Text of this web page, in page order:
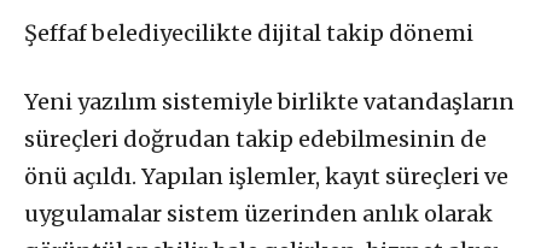
Şeffaf belediyecilikte dijital takip dönemi
Yeni yazılım sistemiyle birlikte vatandaşların
süreçleri doğrudan takip edebilmesinin de
önü açıldı. Yapılan işlemler, kayıt süreçleri ve
uygulamalar sistem üzerinden anlık olarak